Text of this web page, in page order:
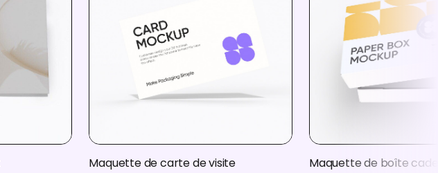
Maquette de carte de visite Maquette de boîte